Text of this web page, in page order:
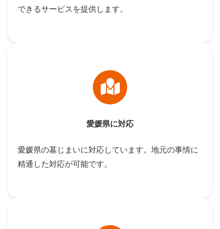
できるサービスを提供します。
愛媛県に対応
愛媛県の墓じまいに対応しています。地元の事情に
精通した対応が可能です。